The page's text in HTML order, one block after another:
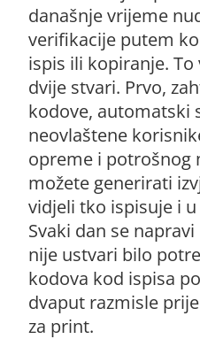
današnje vrijeme
verifikacije putem
ispis ili kopiranje.
dvije stvari. Prvo,
kodove, automatski
neovlaštene
opreme i potrošnog
možete generirati
vidjeli tko ispisuje i
Svaki dan se
nije ustvari bilo
kodova kod ispisa
dvaput razmisle
za print.